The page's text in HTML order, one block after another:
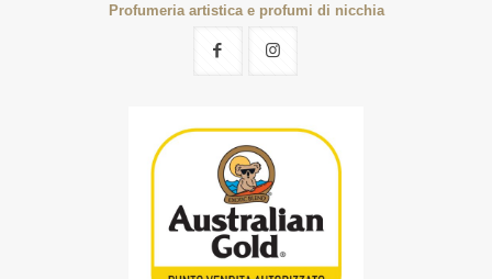
Profumeria artistica e profumi di nicchia